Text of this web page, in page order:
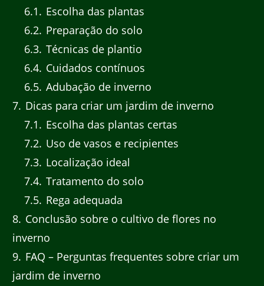
6.1
Escolha das plantas
6.2 Preparação do solo
6.3 Técnicas de plantio
6.4 Cuidados contínuos
6.5 Adubação de inverno
7 Dicas para criar um jardim de inverno
7.1
Escolha das plantas certas
7.2 Uso de vasos e recipientes
7.3 Localização ideal
7.4 Tratamento do solo
7.5 Rega adequada
8 Conclusão sobre o cultivo de flores no
inverno
9 FAQ – Perguntas frequentes sobre criar um
jardim de inverno